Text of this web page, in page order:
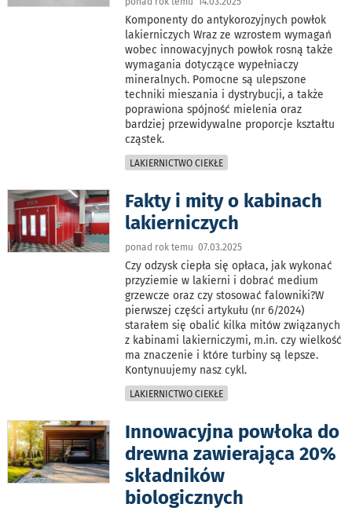
Komponenty do antykorozyjnych powłok
lakierniczych Wraz ze wzrostem wymagań
wobec innowacyjnych powłok rosną także
wymagania dotyczące wypełniaczy
mineralnych. Pomocne są ulepszone
techniki mieszania i dystrybucji, a także
poprawiona spójność mielenia oraz
bardziej przewidywalne proporcje kształtu
cząstek.
LAKIERNICTWO CIEKŁE
Fakty i mity o kabinach
lakierniczych
ponad rok temu 07.03.2025
Czy odzysk ciepła się opłaca, jak wykonać
przyziemie w lakierni i dobrać medium
grzewcze oraz czy stosować falowniki?W
pierwszej części artykułu (nr 6/2024)
starałem się obalić kilka mitów związanych
z kabinami lakierniczymi, m.in. czy wielkość
ma znaczenie i które turbiny są lepsze.
Kontynuujemy nasz cykl.
LAKIERNICTWO CIEKŁE
Innowacyjna powłoka do
drewna zawierająca 20%
składników
biologicznych